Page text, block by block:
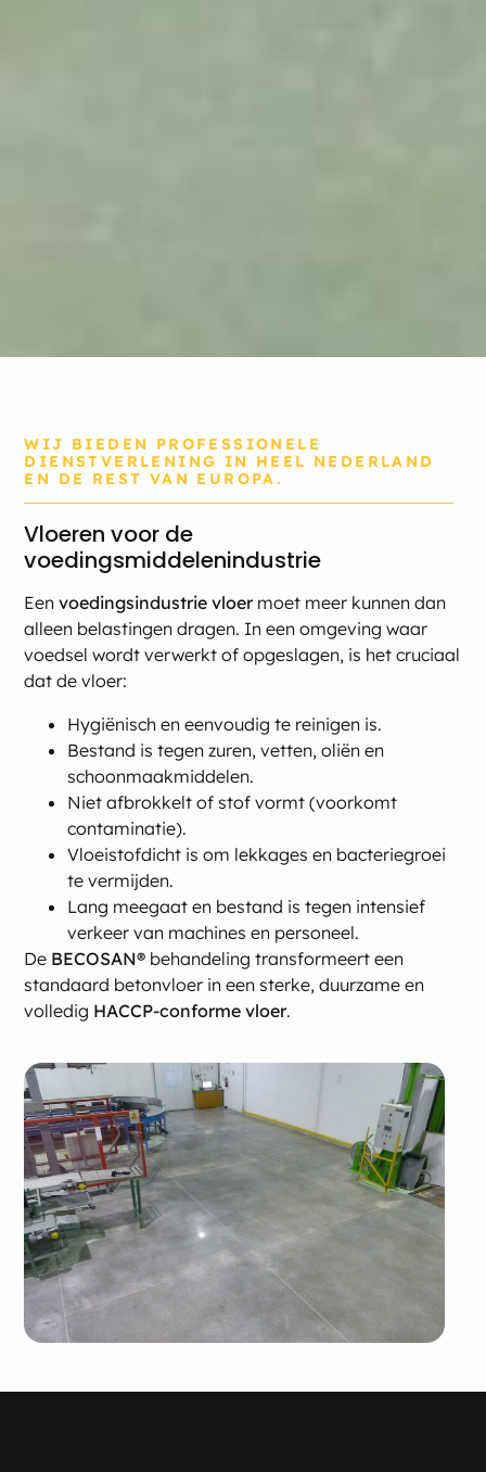
WIJ BIEDEN PROFESSIONELE
DIENSTVERLENING IN HEEL NEDERLAND
EN DE REST VAN EUROPA.
Vloeren voor de
voedingsmiddelenindustrie
Eenvoedingsindustrie vloermoet meer kunnen dan
alleen belastingen dragen. In een omgeving waar
voedsel wordt verwerkt of opgeslagen, is het cruciaal
dat de vloer:
Hygiënisch en eenvoudig te reinigen is.
Bestand is tegen zuren, vetten, oliën en
schoonmaakmiddelen.
Niet afbrokkelt of stof vormt (voorkomt
contaminatie).
Vloeistofdicht is om lekkages en bacteriegroei
te vermijden.
Lang meegaat en bestand is tegen intensief
verkeer van machines en personeel.
De BECOSAN® behandeling transformeert een
standaard betonvloer in een sterke, duurzame en
volledig HACCP-conforme vloer.